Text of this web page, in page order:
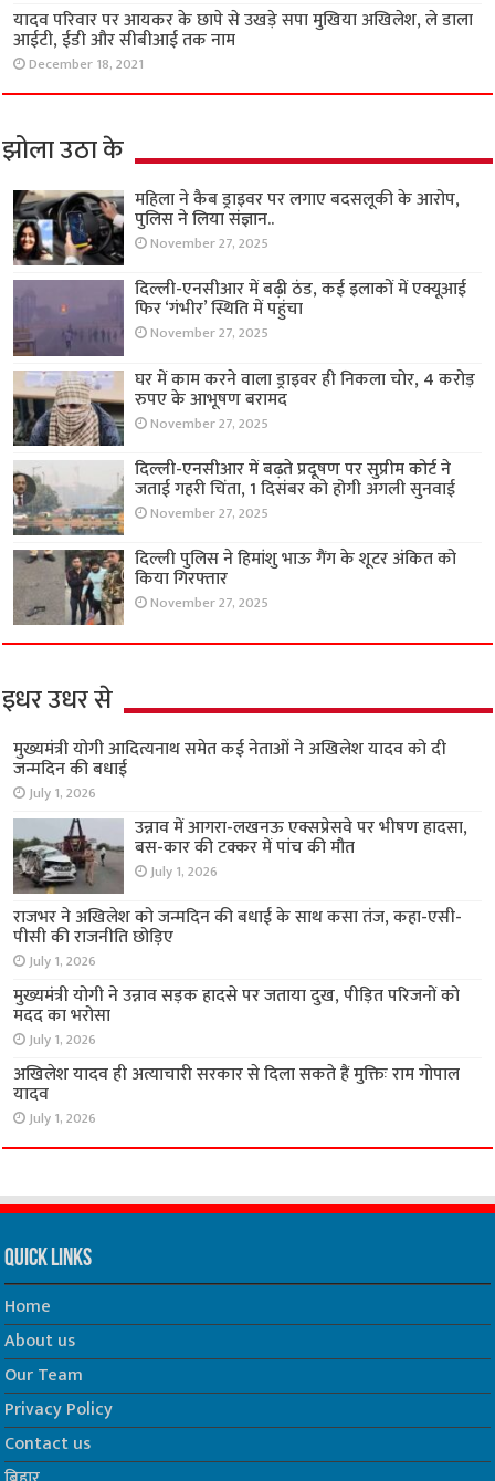
यादव परिवार पर आयकर के छापे से उखड़े सपा मुखिया अखिलेश, ले डाला
आईटी, ईडी और सीबीआई तक नाम
December 18, 2021
झोला उठा के
महिला ने कैब ड्राइवर पर लगाए बदसलूकी के आरोप,
पुलिस ने लिया संज्ञान..
November 27, 2025
दिल्ली-एनसीआर में बढ़ी ठंड, कई इलाकों में एक्यूआई
फिर ‘गंभीर’ स्थिति में पहुंचा
November 27, 2025
घर में काम करने वाला ड्राइवर ही निकला चोर, 4 करोड़
रुपए के आभूषण बरामद
November 27, 2025
दिल्ली-एनसीआर में बढ़ते प्रदूषण पर सुप्रीम कोर्ट ने
जताई गहरी चिंता, 1 दिसंबर को होगी अगली सुनवाई
November 27, 2025
दिल्ली पुलिस ने हिमांशु भाऊ गैंग के शूटर अंकित को
किया गिरफ्तार
November 27, 2025
इधर उधर से
मुख्यमंत्री योगी आदित्यनाथ समेत कई नेताओं ने अखिलेश यादव को दी
जन्मदिन की बधाई
July 1, 2026
उन्नाव में आगरा-लखनऊ एक्सप्रेसवे पर भीषण हादसा,
बस-कार की टक्कर में पांच की मौत
July 1, 2026
राजभर ने अखिलेश को जन्मदिन की बधाई के साथ कसा तंज, कहा-एसी-
पीसी की राजनीति छोड़िए
July 1, 2026
मुख्यमंत्री योगी ने उन्नाव सड़क हादसे पर जताया दुख, पीड़ित परिजनों को
मदद का भरोसा
July 1, 2026
अखिलेश यादव ही अत्याचारी सरकार से दिला सकते हैं मुक्तिः राम गोपाल
यादव
July 1, 2026
Quick Links
Home
About us
Our Team
Privacy Policy
Contact us